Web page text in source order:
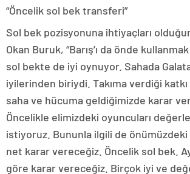
“Öncelik sol bek transferi”
Sol bek pozisyonuna ihtiyaçları
Okan Buruk, “Barış’ı da önde
sol bekte de iyi oynuyor. Sahada
iyilerinden biriydi. Takıma verdiği
saha ve hücuma geldiğimizde karar
Öncelikle elimizdeki oyuncuları
istiyoruz. Bununla ilgili de
net karar vereceğiz. Öncelik sol bek.
göre karar vereceğiz. Birçok iyi ve